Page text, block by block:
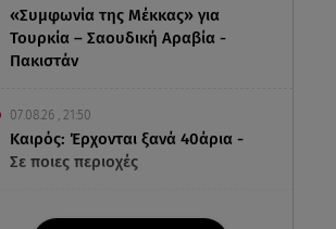
«Συμφωνία της Μέκκας» για
Τουρκία – Σαουδική Αραβία -
Πακιστάν
07.08.26 , 21:50
Καιρός: Έρχονται ξανά 40άρια -
Σε ποιες περιοχές
07.08.26 , 21:32